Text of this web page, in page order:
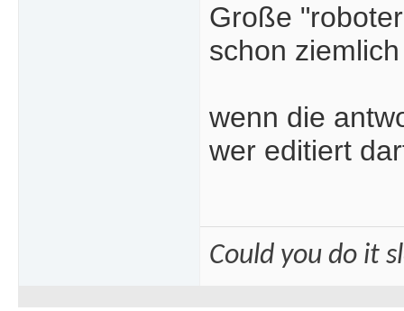
Große
schon
wenn die
wer editiert
Could you do it